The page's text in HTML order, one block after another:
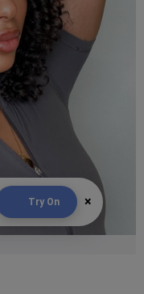
Try On ×